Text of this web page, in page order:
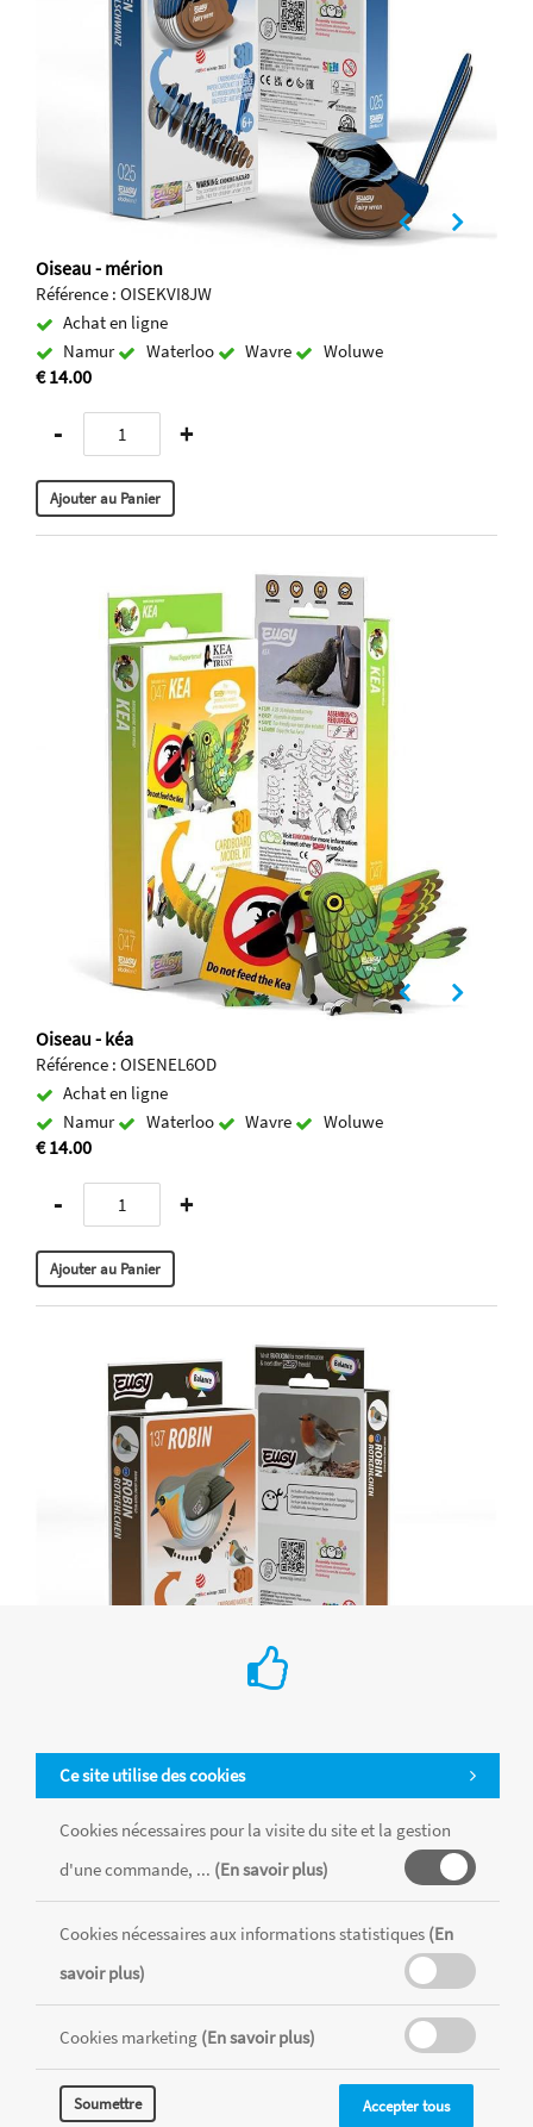
Oiseau - mérion
Référence : OISEKVI8JW
Achat en ligne
Namur
Waterloo Wavre Woluwe
€ 14.00
- +
Oiseau - kéa
Référence : OISENEL6OD
Achat en ligne
Namur
Waterloo Wavre Woluwe
€ 14.00
- +
Référence : OISEY3X1F9
Achat en ligne
-
Ce site utilise des cookies
Cookies nécessaires pour la visite du site et la gestion
d'une commande, ... (En savoir plus)
Cookies nécessaires aux informations statistiques (En
savoir plus)
Cookies marketing (En savoir plus)
Soumettre Accepter tous